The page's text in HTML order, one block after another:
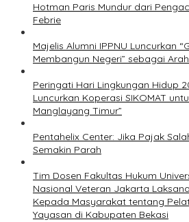
Hotman Paris Mundur dari
Febrie
Majelis Alumni IPPNU Luncurkan
Membangun Negeri” sebagai
Peringati Hari Lingkungan Hidup
Luncurkan Koperasi SIKOMAT
Manglayang Timur”
Pentahelix Center: Jika Pajak
Semakin Parah
Tim Dosen Fakultas Hukum
Nasional Veteran Jakarta
Kepada Masyarakat tentang
Yayasan di Kabupaten Bekasi